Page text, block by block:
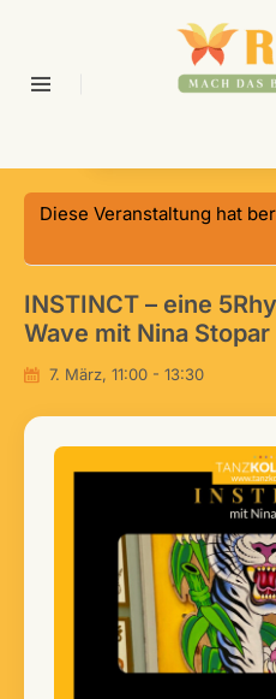
Diese Veranstaltung hat
INSTINCT – eine
Wave mit Nina Stopar
7. März, 11:00 - 13:30